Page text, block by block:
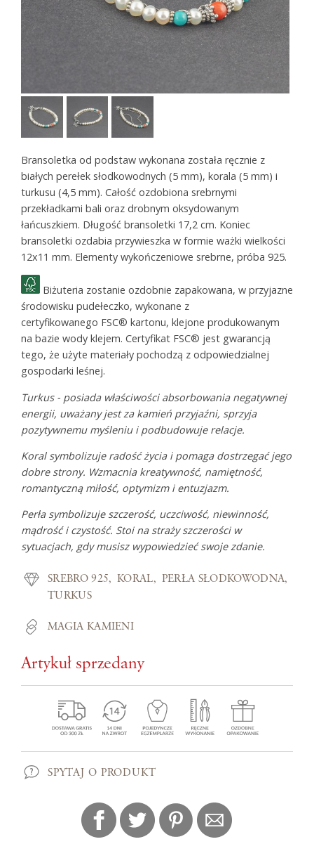
Bransoletka od podstaw wykonana została ręcznie z
białych perełek słodkowodnych (5 mm), korala (5 mm) i
turkusu (4,5 mm). Całość ozdobiona srebrnymi
przekładkami bali oraz drobnym oksydowanym
łańcuszkiem. Długość bransoletki 17,2 cm. Koniec
bransoletki ozdabia przywieszka w formie ważki wielkości
12x11 mm. Elementy wykończeniowe srebrne, próba 925.
Biżuteria zostanie ozdobnie zapakowana, w przyjazne
środowisku pudełeczko, wykonane z
certyfikowanego FSC® kartonu, klejone produkowanym
na bazie wody klejem. Certyfikat FSC® jest gwarancją
tego, że użyte materiały pochodzą z odpowiedzialnej
gospodarki leśnej.
Turkus - posiada właściwości absorbowania negatywnej
energii, uważany jest za kamień przyjaźni, sprzyja
pozytywnemu myśleniu i podbudowuje relacje.
Koral symbolizuje radość życia i pomaga dostrzegać jego
dobre strony. Wzmacnia kreatywność, namiętność,
romantyczną miłość, optymizm i entuzjazm.
Perła symbolizuje szczerość, uczciwość, niewinność,
mądrość i czystość. Stoi na strażyszczerościw
sytuacjach, gdy musisz wypowiedzieć swoje zdanie.
SREBRO 925 KORAL
PERŁA SŁODKOWODNA
TURKUS
MAGIA KAMIENI
Artykuł sprzedany
SPYTAJ O PRODUKT